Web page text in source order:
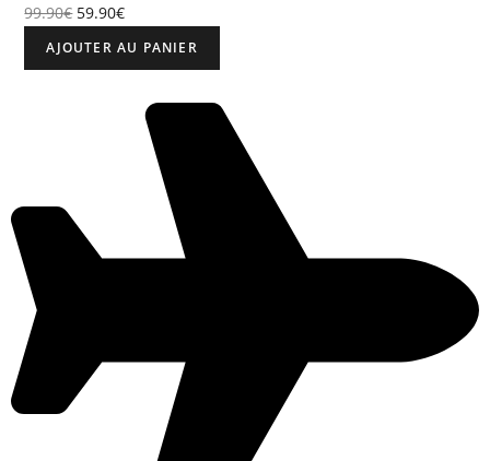
99.90€ 59.90€
AJOUTER AU PANIER